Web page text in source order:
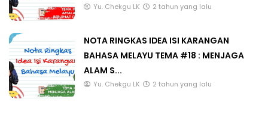
Yu. Chekgu LK 2 tahun yang lalu
NOTA RINGKAS IDEA ISI KARANGAN
BAHASA MELAYU TEMA #18 : MENJAGA
ALAM S...
Yu. Chekgu LK 2 tahun yang lalu